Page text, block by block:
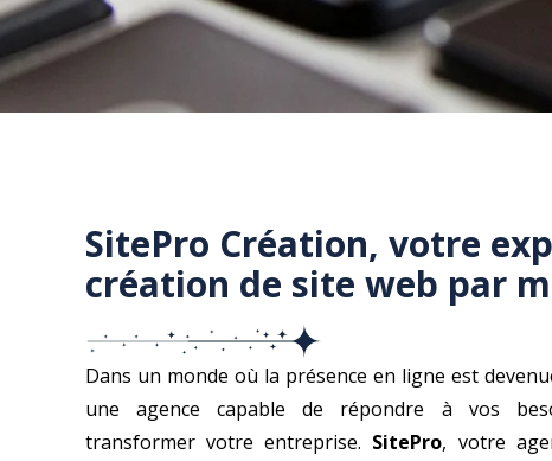
SitePro Création, votre
création de site web par
Dans un monde où la présence en ligne est
une agence capable de répondre à vos
transformer votre entreprise. SitePro, votre